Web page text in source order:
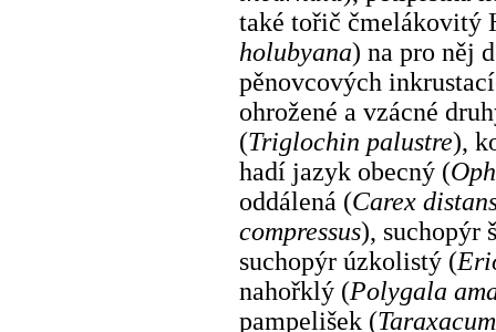
také tořič čmelákovitý
holubyana) na pro něj
pěnovcových
ohrožené a vzácné
(Triglochin palustre),
hadí jazyk obecný (
oddálená (Carex
compressus), suchopýr
suchopýr úzkolistý (
nahořklý (Polygala
pampelišek (Taraxacum